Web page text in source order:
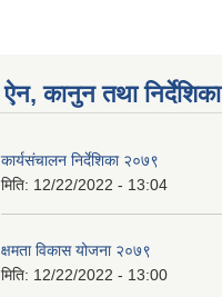
ऐन, कानुन तथा निर्देशिका
कार्यसंचालन निर्देशिका २०७९
मिति: 12/22/2022 - 13:04
क्षमता विकास योजना २०७९
मिति: 12/22/2022 - 13:00